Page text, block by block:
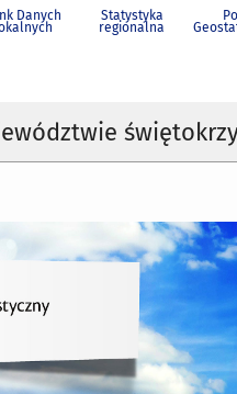
Danych Statystyka
regionalna